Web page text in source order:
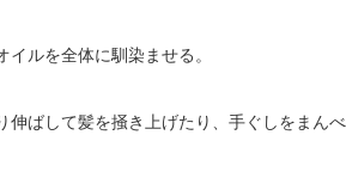
ルを全体に馴染ませる。
伸ばして髪を掻き上げたり、手ぐしをまん